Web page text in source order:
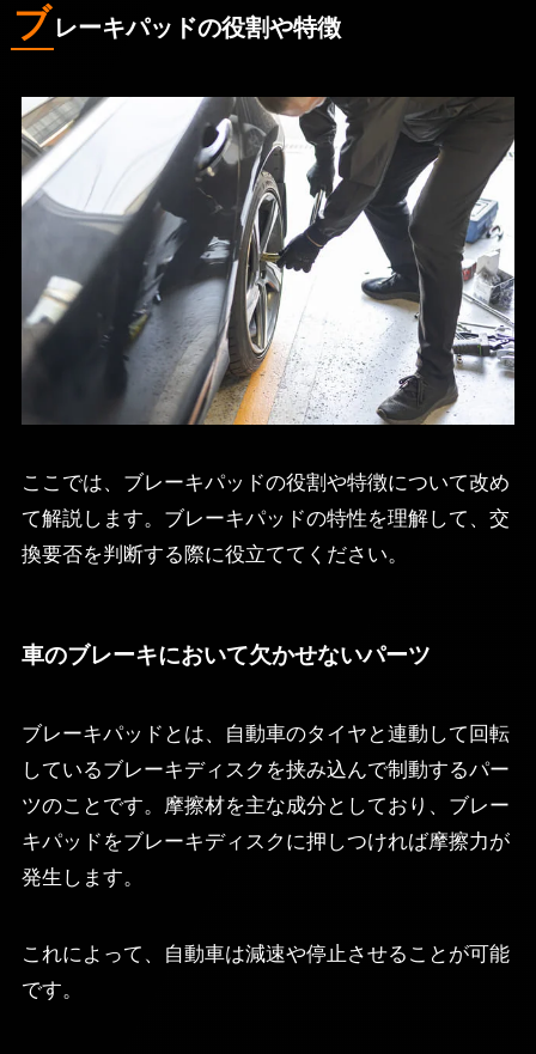
ブ レーキパッドの役割や特徴
ここでは、ブレーキパッドの役割や特徴について改め
て解説します。ブレーキパッドの特性を理解して、交
換要否を判断する際に役立ててください。
車のブレーキにおいて欠かせないパーツ
ブレーキパッドとは、自動車のタイヤと連動して回転
しているブレーキディスクを挟み込んで制動するパー
ツのことです。摩擦材を主な成分としており、ブレー
キパッドをブレーキディスクに押しつければ摩擦力が
発生します。
これによって、自動車は減速や停止させることが可能
です。